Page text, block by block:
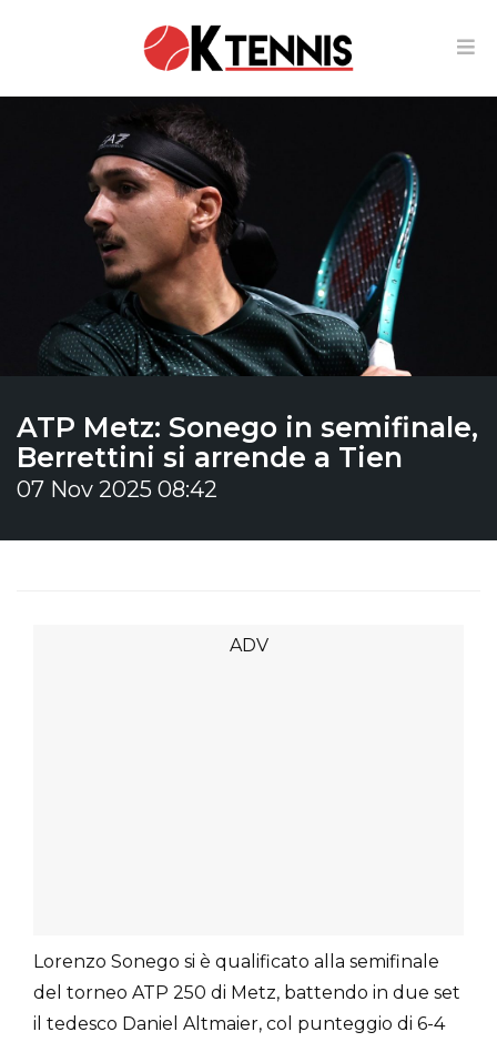
ATP Metz: Sonego in semifinale,
Berrettini si arrende a Tien
07 Nov 2025 08:42
Lorenzo Sonego si è qualificato alla semifinale
del torneo ATP 250 di Metz, battendo in due set
il tedesco Daniel Altmaier, col punteggio di 6-4